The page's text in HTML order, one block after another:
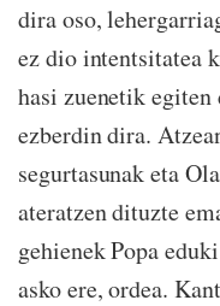
dira oso,
ez dio intentsitatea
hasi zuenetik
ezberdin dira.
segurtasunak eta
ateratzen dituzte
gehienek Popa
asko ere, ordea.